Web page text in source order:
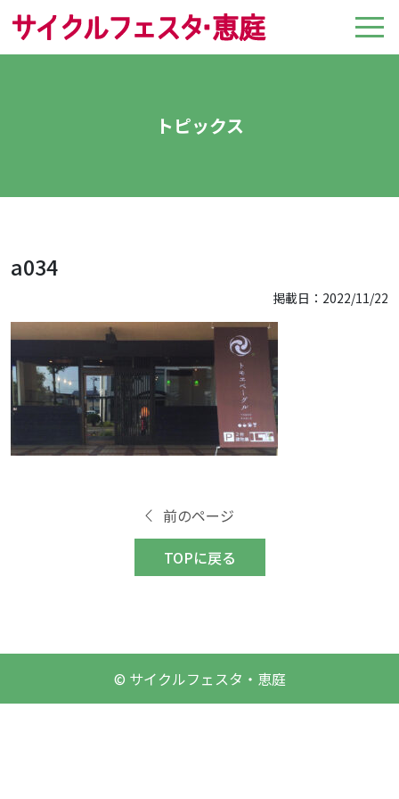
トピックス
a034
掲載日：2022/11/22
前のページ
TOPに戻る
© サイクルフェスタ・恵庭